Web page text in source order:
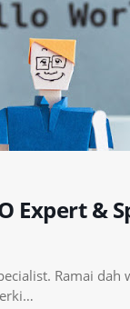
Expert &
Ramai